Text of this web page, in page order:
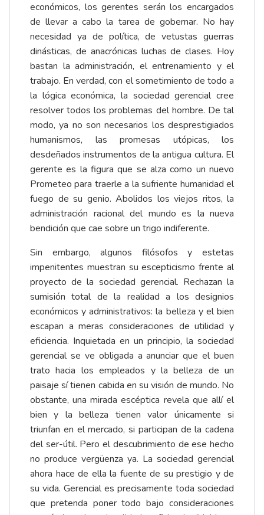
económicos, los gerentes serán los encargados
de llevar a cabo la tarea de gobernar. No hay
necesidad ya de política, de vetustas guerras
dinásticas, de anacrónicas luchas de clases. Hoy
bastan la administración, el entrenamiento y el
trabajo. En verdad, con el sometimiento de todo a
la lógica económica, la sociedad gerencial cree
resolver todos los problemas del hombre. De tal
modo, ya no son necesarios los desprestigiados
humanismos, las promesas utópicas, los
desdeñados instrumentos de la antigua cultura. El
gerente es la figura que se alza como un nuevo
Prometeo para traerle a la sufriente humanidad el
fuego de su genio. Abolidos los viejos ritos, la
administración racional del mundo es la nueva
bendición que cae sobre un trigo indiferente.
Sin embargo, algunos filósofos y estetas
impenitentes muestran su escepticismo frente al
proyecto de la sociedad gerencial. Rechazan la
sumisión total de la realidad a los designios
económicos y administrativos: la belleza y el bien
escapan a meras consideraciones de utilidad y
eficiencia. Inquietada en un principio, la sociedad
gerencial se ve obligada a anunciar que el buen
trato hacia los empleados y la belleza de un
paisaje sí tienen cabida en su visión de mundo. No
obstante, una mirada escéptica revela que allí el
bien y la belleza tienen valor únicamente si
triunfan en el mercado, si participan de la cadena
del ser-útil. Pero el descubrimiento de ese hecho
no produce vergüenza ya. La sociedad gerencial
ahora hace de ella la fuente de su prestigio y de
su vida. Gerencial es precisamente toda sociedad
que pretenda poner todo bajo consideraciones